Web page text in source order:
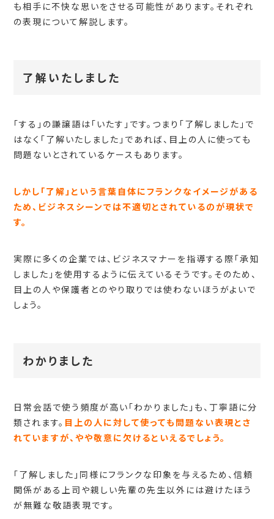
も相手に不快な思いをさせる可能性があります。それぞれ
の表現について解説します。
了解いたしました
「する」の謙譲語は「いたす」です。つまり「了解しました」で
はなく「了解いたしました」であれば、目上の人に使っても
問題ないとされているケースもあります。
しかし「了解」という言葉自体にフランクなイメージがある
ため、ビジネスシーンでは不適切とされているのが現状で
す。
実際に多くの企業では、ビジネスマナーを指導する際「承知
しました」を使用するように伝えているそうです。そのため、
目上の人や保護者とのやり取りでは使わないほうがよいで
しょう。
わかりました
日常会話で使う頻度が高い「わかりました」も、丁寧語に分
類されます。 目上の人に対して使っても問題ない表現とさ
れていますが、やや敬意に欠けるといえるでしょう。
「了解しました」同様にフランクな印象を与えるため、信頼
関係がある上司や親しい先輩の先生以外には避けたほう
が無難な敬語表現です。